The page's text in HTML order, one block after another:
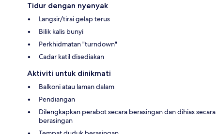
Tidur dengan nyenyak
Langsir/tirai gelap terus
Bilik kalis bunyi
Perkhidmatan "turndown"
Cadar katil disediakan
Aktiviti untuk dinikmati
Balkoni atau laman dalam
Pendiangan
Dilengkapkan perabot secara berasingan dan dihias secara
berasingan